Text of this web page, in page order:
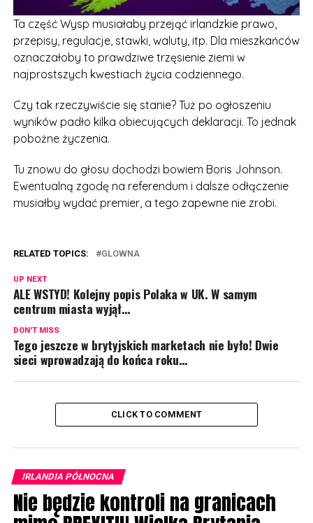
Ta część Wysp musiałaby przejąć irlandzkie prawo,
przepisy, regulacje, stawki, waluty, itp. Dla mieszkańców
oznaczałoby to prawdziwe trzęsienie ziemi w
najprostszych kwestiach życia codziennego.
Czy tak rzeczywiście się stanie? Tuż po ogłoszeniu
wyników padło kilka obiecujących deklaracji. To jednak
pobożne życzenia.
Tu znowu do głosu dochodzi bowiem Boris Johnson.
Ewentualną zgodę na referendum i dalsze odłączenie
musiałby wydać premier, a tego zapewne nie zrobi.
RELATED TOPICS: GLOWNA
UP NEXT
ALE WSTYD! Kolejny popis Polaka w UK. W samym
centrum miasta wyjął…
DON'T MISS
Tego jeszcze w brytyjskich marketach nie było! Dwie
sieci wprowadzają do końca roku…
CLICK TO COMMENT
IRLANDIA PÓŁNOCNA
Nie będzie kontroli na granicach